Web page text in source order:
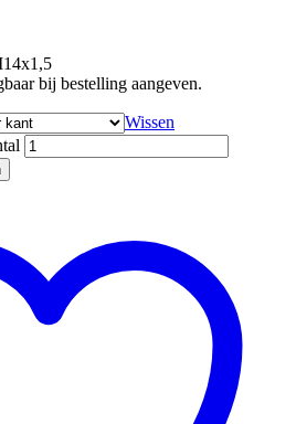
bij bestelling aangeven.
Wissen